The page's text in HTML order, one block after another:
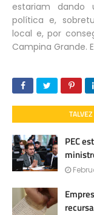
estariam dando
política e,
local e, por
Campina Grande.
PEC